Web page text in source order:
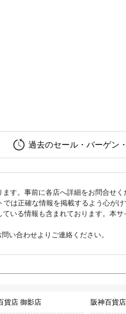
過去のセール・バーゲン
す。事前に各店へ詳細をお問合せく
は正確な情報を掲載するよう心が
いる情報も含まれております。本
い合わせよりご連絡ください。
貨店 御影店 阪神百貨